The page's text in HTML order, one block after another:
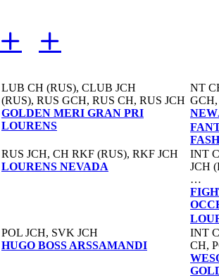
LUB CH (RUS), CLUB JCH
(RUS), RUS GCH, RUS CH, RUS JCH
GOLDEN MERI GRAN PRI
LOURENS
NT
RUS JCH, CH RKF (RUS), RKF JCH
LOURENS NEVADA
INT
JCH
…
POL JCH, SVK JCH
HUGO BOSS ARSSAMANDI
INT
CH,